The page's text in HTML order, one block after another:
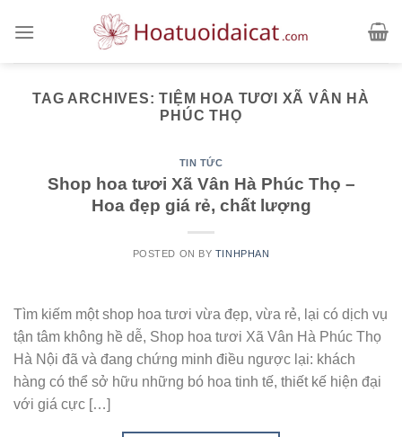
TAG ARCHIVES:TIỆM HOA TƯƠI XÃ VÂN HÀ
PHÚC THỌ
TIN TỨC
Shop hoa tươi Xã Vân Hà Phúc Thọ –
Hoa đẹp giá rẻ, chất lượng
POSTED ON BY TINHPHAN
Tìm kiếm một shop hoa tươi vừa đẹp, vừa rẻ, lại có dịch vụ
tận tâm không hề dễ, Shop hoa tươi Xã Vân Hà Phúc Thọ
Hà Nội đã và đang chứng minh điều ngược lại: khách
hàng có thể sở hữu những bó hoa tinh tế, thiết kế hiện đại
với giá cực […]